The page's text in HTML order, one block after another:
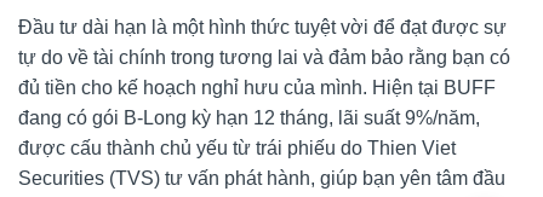
Đầu tư dài hạn là một hình thức tuyệt vời để đạt được sự
tự do về tài chính trong tương lai và đảm bảo rằng bạn có
đủ tiền cho kế hoạch nghỉ hưu của mình. Hiện tại BUFF
đang có gói B-Long kỳ hạn 12 tháng, lãi suất 9%/năm,
được cấu thành chủ yếu từ trái phiếu do Thien Viet
Securities (TVS) tư vấn phát hành, giúp bạn yên tâm đầu